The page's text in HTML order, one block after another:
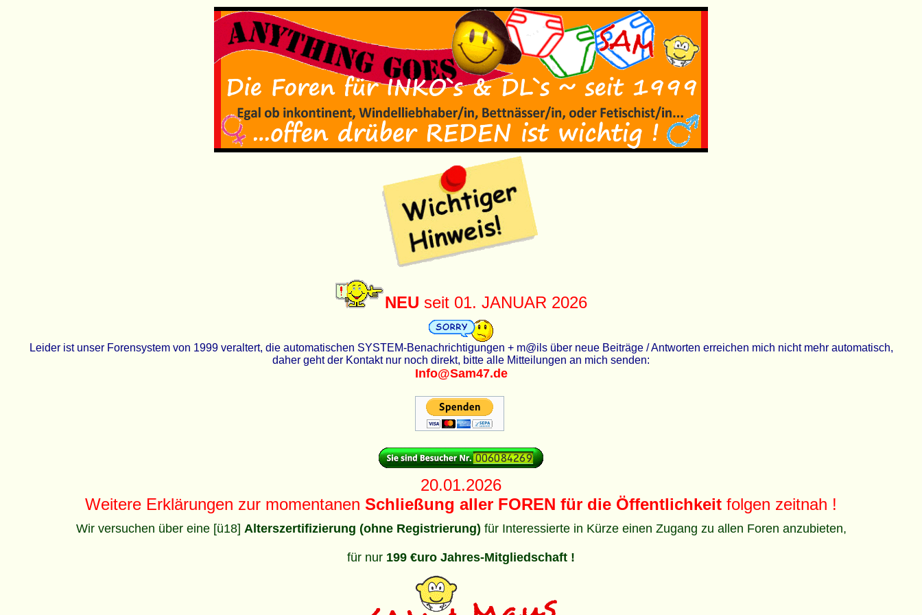
NEU seit 01. JANUAR 2026
Leider ist unser Forensystem von 1999 veraltert, die automatischen SYSTEM-Benachrichtigungen + m@ils über neue Beiträge / Antworten erreichen mich nicht mehr automatisch,
daher geht der Kontakt nur noch direkt, bitte alle Mitteilungen an mich senden:
Info@Sam47.de
20.01.2026
Weitere Erklärungen zur momentanen Schließung aller FOREN für die Öffentlichkeit folgen zeitnah !
Wir versuchen über eine [ü18] Alterszertifizierung (ohne Registrierung) für Interessierte in Kürze einen Zugang zu allen Foren anzubieten,
für nur 199 €uro Jahres-Mitgliedschaft !